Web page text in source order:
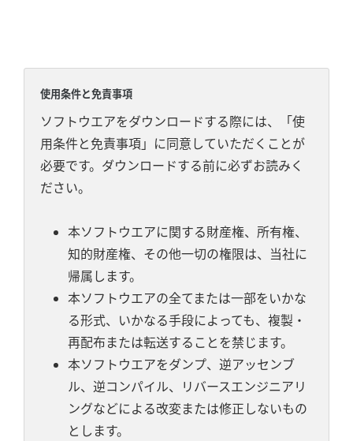
使用条件と免責事項
ソフトウエアをダウンロードする際には、「使
用条件と免責事項」に同意していただくことが
必要です。ダウンロードする前に必ずお読みく
ださい。
本ソフトウエアに関する財産権、所有権、
知的財産権、その他一切の権限は、当社に
帰属します。
本ソフトウエアの全てまたは一部をいかな
る形式、いかなる手段によっても、複製・
再配布または転送することを禁じます。
本ソフトウエアをダンプ、逆アッセンブ
ル、逆コンパイル、リバースエンジニアリ
ングなどによる改変または修正しないもの
とします。